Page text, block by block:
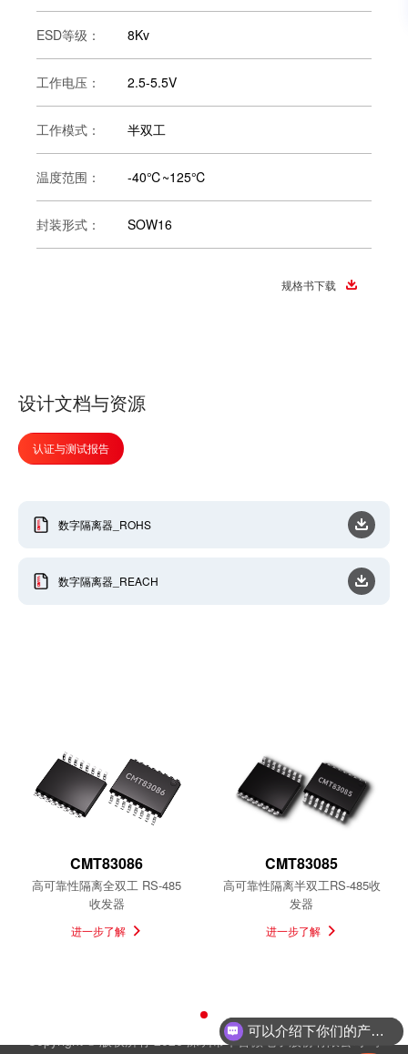
ESD等级： 8Kv
工作电压： 2.5-5.5V
工作模式： 半双工
温度范围： -40℃~125℃
封装形式： SOW16
规格书下载
设计文档与资源
认证与测试报告
数字隔离器_ROHS
数字隔离器_REACH
CMT83086
高可靠性隔离全双工 RS-485
收发器
进一步了解
CMT83085
高可靠性隔离半双工RS-485收
发器
进一步了解
Copyright © 版权所有 2026 深圳市华普微电子股份有限公司
粤
可以介绍下你们的产品么